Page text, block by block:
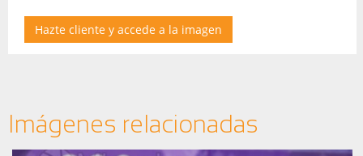
Hazte cliente y accede a la imagen
Imágenes relacionadas